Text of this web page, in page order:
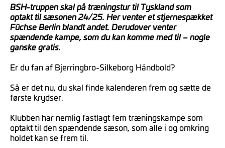
BSH-truppen skal på træningstur til Tyskland som
optakt til sæsonen 24/25. Her venter et stjernespækket
Füchse Berlin blandt andet. Derudover venter
spændende kampe, som du kan komme med til – nogle
ganske gratis.
Er du fan af Bjerringbro-Silkeborg Håndbold?
Så er det nu, du skal finde kalenderen frem og sætte de
første krydser.
Klubben har nemlig fastlagt fem træningskampe som
optakt til den spændende sæson, som alle i og omkring
holdet kan se frem til.